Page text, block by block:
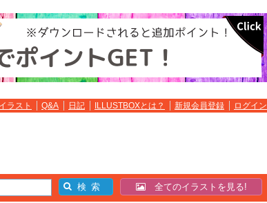
イラスト Q&A 日記 ILLUSTBOXとは？ 新規会員登録 ログイン
全てのイラストを見る!